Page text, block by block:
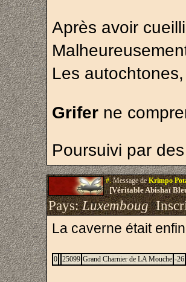
Après avoir
Les
Grifer ne
Poursuivi par
#.Message deKrimpo
[Véritable Abishaï
Pays:Luxemboug
La caverne était
0 25099 Grand Charnier de LA Mouche -26